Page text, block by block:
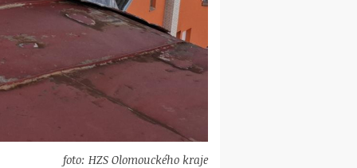
foto: HZS Olomouckého kraje